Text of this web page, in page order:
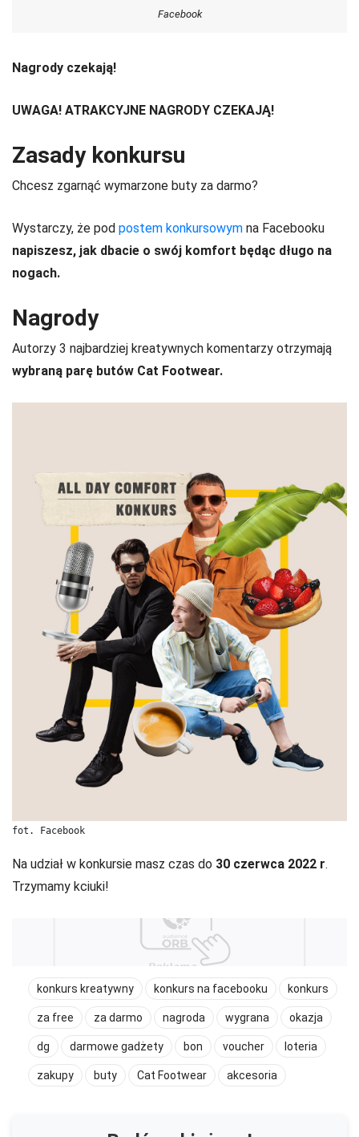
Facebook
Nagrody czekają!
UWAGA! ATRAKCYJNE NAGRODY CZEKAJĄ!
Zasady konkursu
Chcesz zgarnąć wymarzone buty za darmo?
Wystarczy, że pod postem konkursowym na Facebooku
napiszesz, jak dbacie o swój komfort będąc długo na
nogach.
Nagrody
Autorzy 3 najbardziej kreatywnych komentarzy otrzymają
wybraną parę butów Cat Footwear.
fot. Facebook
Na udział w konkursie masz czas do 30 czerwca 2022 r.
Trzymamy kciuki!
konkurs kreatywny konkurs na facebooku konkurs
za free za darmo nagroda wygrana okazja
dg darmowe gadżety bon voucher loteria
zakupy buty Cat Footwear akcesoria